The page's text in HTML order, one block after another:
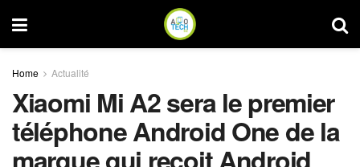
Home Actualité
Xiaomi Mi A2 sera le premier
téléphone Android One de la